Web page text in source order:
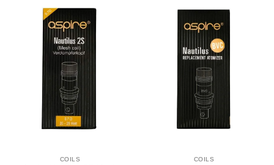
COILS COILS